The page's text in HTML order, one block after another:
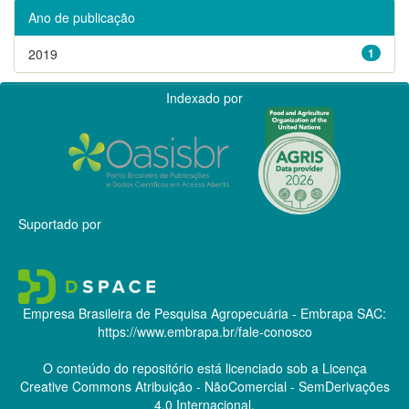
Ano de publicação
1
2019
Indexado por
Suportado por
Empresa Brasileira de Pesquisa Agropecuária - Embrapa SAC:
https://www.embrapa.br/fale-conosco
O conteúdo do repositório está licenciado sob a Licença
Creative CommonsAtribuição - NãoComercial - SemDerivações
4.0 Internacional.